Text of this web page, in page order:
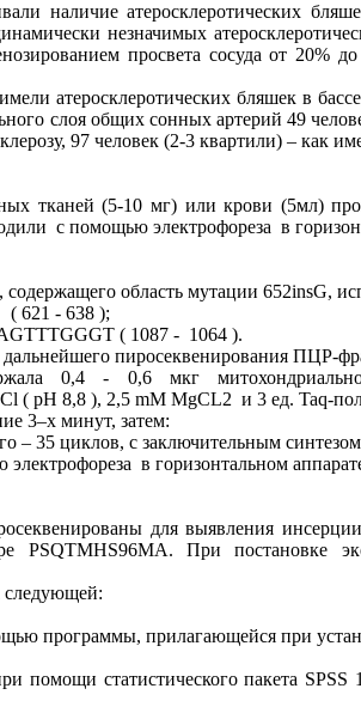
наличие атеросклеротических
незначимых
просвета сосуда от 20%
атеросклеротических бляшек в
слоя общих сонных артерий 49
97 человек (2-3 квартили) – как
тканей (5-10 мг) или крови (5мл)
с помощью электрофореза в
область мутации 652insG,
621 - 638 );
( 1087 - 1064 ).
пиросеквенирования ПЦР-
0,4 - 0,6 мкг
( pH 8,8 ), 2,5 mM MgCL2 и 3 ед. Taq-
3–х минут, затем:
– 35 циклов, с заключительным
в горизонтальном
для выявления
PSQTMHS96MA. При постановке
следующей:
программы, прилагающейся при
помощи статистического пакета